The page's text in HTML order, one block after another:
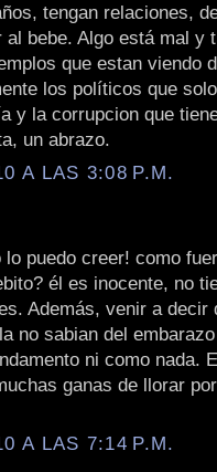
tengan relaciones,
bebe. Algo está mal y
que estan viendo
los políticos que
y la corrupcion que
un abrazo.
A LAS 3:08 P.M.
puedo creer! como
él es inocente, no
Además, venir a decir
no sabian del
ni como nada.
ganas de llorar
A LAS 7:14 P.M.